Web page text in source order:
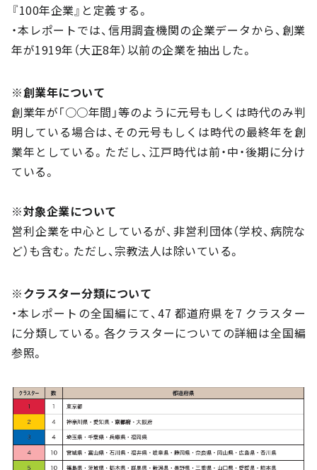
『100年企業』と定義する。
・本レポートでは、信用調査機関の企業データから、創業
年が1919年（大正8年）以前の企業を抽出した。
※創業年について
創業年が「○○年間」等のように元号もしくは時代のみ判
明している場合は、その元号もしくは時代の最終年を創
業年としている。ただし、江戸時代は前・中・後期に分け
ている。
※対象企業について
営利企業を中心としているが、非営利団体（学校、病院な
ど）も含む。ただし、宗教法人は除いている。
※クラスター分類について
・本レポートの全国編にて、47 都道府県を7 クラスター
に分類している。各クラスターについての詳細は全国編
参照。